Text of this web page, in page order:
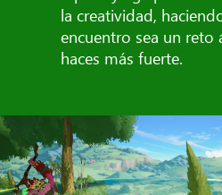
la creatividad,
encuentro sea un reto
haces más fuerte.